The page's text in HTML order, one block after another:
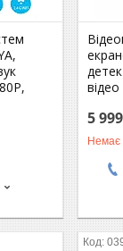
5
Немає